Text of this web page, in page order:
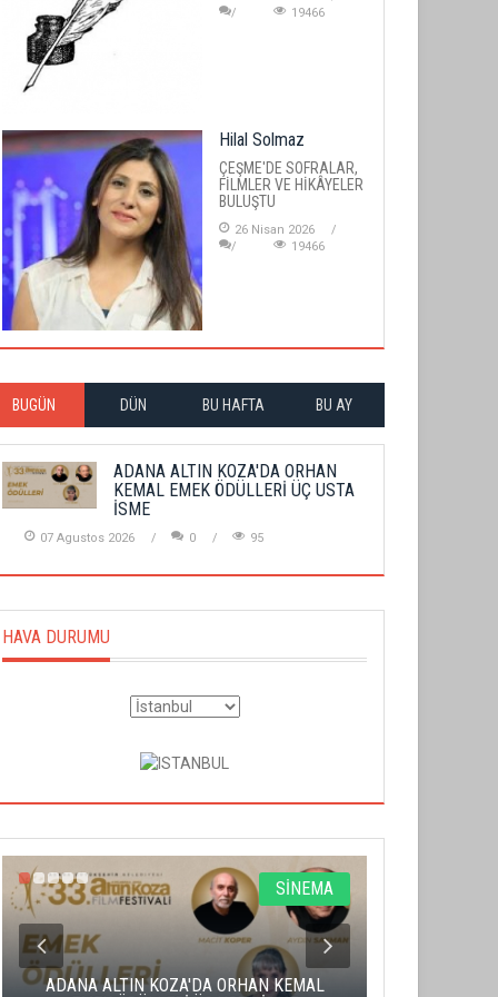
19466
Hilal Solmaz
ÇEŞME'DE SOFRALAR,
FİLMLER VE HİKÂYELER
BULUŞTU
26 Nisan 2026
19466
BUGÜN DÜN BU HAFTA BU AY
ADANA ALTIN KOZA'DA ORHAN
KEMAL EMEK ÖDÜLLERİ ÜÇ USTA
İSME
07 Agustos 2026 0 95
HAVA DURUMU
SİNEMA
ADANA ALTIN KOZA'DA ORHAN KEMAL